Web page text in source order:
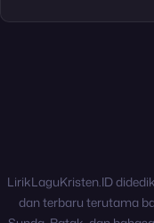
LirikLaguKristen.ID
dan terbaru terutama